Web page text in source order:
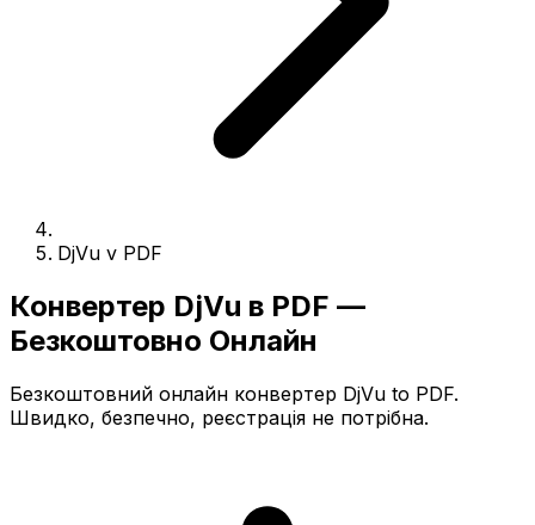
DjVu v PDF
Конвертер DjVu в PDF —
Безкоштовно Онлайн
Безкоштовний онлайн конвертер DjVu to PDF.
Швидко, безпечно, реєстрація не потрібна.